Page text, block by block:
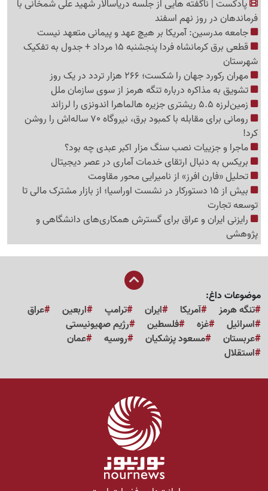
پادکست | ناگفته هایی از جلسه دریاسالار شهید علی شمخانی با
فرماندهان در روز نهم اسفند
جامعه مدرسین: آمریکا بر هیچ عهد و پیمانی متعهد نیست
قطعی برق کرمانشاه فردا پنجشنبه 15 مرداد + جدول به تفکیک
شهرستان
مهران رکورد جهان را شکست؛ 266 هزار تردد در یک روز
تشویق به مذاکره درباره تنگه هرمز از سوی سازمان ملل
زمین‌لرزه 5.5 ریشتری جزیره هالماهرا اندونزی را لرزاند
رومانی برای مقابله با کمبود برق، نیروگاه 70 ساله‌اش را روشن
کرد!
ماجرا و جزییات نصب سنگ مزار اکبر عبدی چه بود؟
بریکس به دنبال ارتقای خدمات آماری در عصر دیجیتال
تحلیل «فارن افرز» از نامیرایی محور مقاومت
بیش از 15 دستورکار در نشست اوراسیا؛ از بازار مشترک مالی تا
توسعه تجارت
رایزنی ایران و عراق برای گسترش همکاری‌های دانشگاهی و
پژوهشی
موضوعات داغ:
تنگه هرمز
آمریکا ایران ترامپ اربعین
عراق
اسرائیل
غزه فلسطین
رژیم صهیونیستی
عربستان
مسعود پزشکیان روسیه
عمان
استقلال